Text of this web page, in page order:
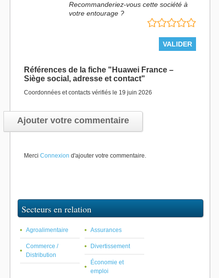
Recommanderiez-vous cette société à
votre entourage ?
Références de la fiche "Huawei France –
Siège social, adresse et contact"
Coordonnées et contacts vérifiés le 19 juin 2026
Ajouter votre commentaire
Merci Connexion d'ajouter votre commentaire.
Secteurs en relation
Agroalimentaire Assurances
Commerce /
Distribution
Divertissement
Économie et
emploi